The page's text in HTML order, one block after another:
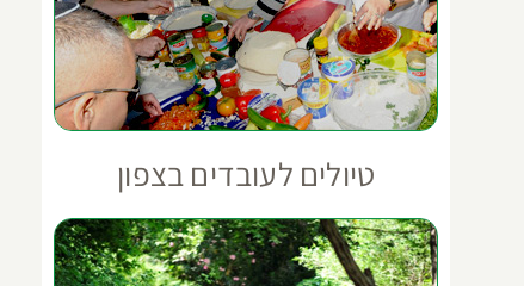
טיולים לעובדים בצפון